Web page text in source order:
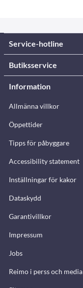
Service-hotline
Butiksservice
Information
Allmänna villkor
Öppettider
Tipps för påbyggare
Accessibility statement
Inställningar för kakor
Dataskydd
Garantivillkor
Impressum
Jobs
Reimo i perss och media